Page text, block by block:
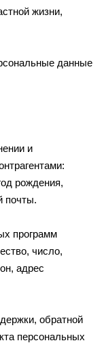
жизни,
данные
и
рождения,
почты.
программ
число,
адрес
обратной
персональных